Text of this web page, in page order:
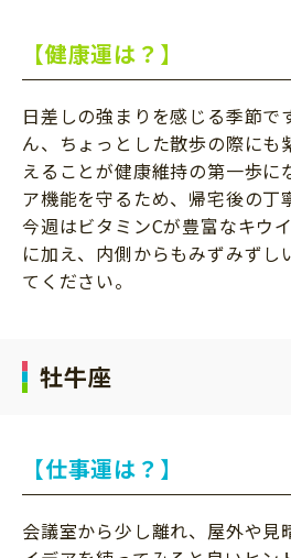
【健康運は？】
日差しの強まりを感じる季節で
ん、ちょっとした散歩の際にも
えることが健康維持の第一歩に
ア機能を守るため、帰宅後の丁
今週はビタミンCが豊富なキウ
に加え、内側からもみずみずし
てください。
牡牛座
【仕事運は？】
会議室から少し離れ、屋外や見